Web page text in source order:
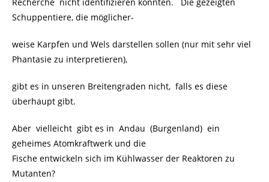
Schuppentiere, die möglicher-
weise Karpfen und Wels darstellen sollen (nur mit sehr viel
Phantasie zu interpretieren),
gibt es in unseren Breitengraden nicht, falls es diese
überhaupt gibt.
Aber vielleicht gibt es in Andau (Burgenland) ein
geheimes Atomkraftwerk und die
Fische entwickeln sich im Kühlwasser der Reaktoren zu
Mutanten?